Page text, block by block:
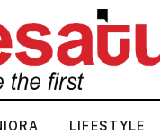
LIFESTYLE